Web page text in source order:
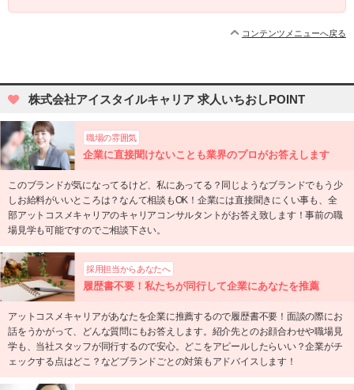
コンテンツメニューへ戻る
株式会社アイスタイルキャリア 求人いちおしPOINT
職場の雰囲気
企業に直接聞けないことも業界のプロがお答えします
このブランドが気になってるけど、私にあってる？同じようなブランドでもう少
しお給料がいいところは？なんて相談もOK！企業には直接聞きにくい事も、全
部アットコスメキャリアのキャリアコンサルタントがお答え致します！事前の職
場見学も可能ですのでご相談下さい。
採用担当からあなたへ
履歴書不要！私たちが同行して企業にあなたを推薦
アットコスメキャリアがあなたを企業に推薦するので履歴書不要！面談の際にお
話をうかがって、どんな質問にもお答えします。紹介先とのお顔合わせや職場見
学も、当社スタッフが同行するので安心。どこをアピールしたらいい？企業がチ
ェックする点はどこ？などブランドごとの対策もアドバイスします！